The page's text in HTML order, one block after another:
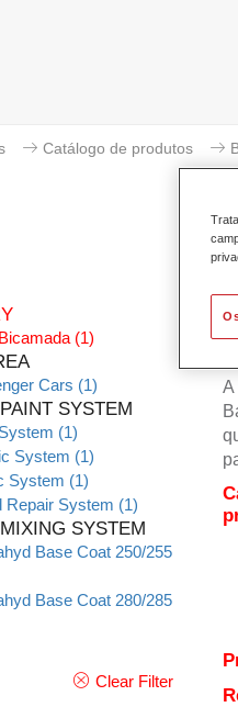
Catálogo de produtos
(1)
Cars (1)
SYSTEM
(1)
System (1)
System (1)
Repair System (1)
SYSTEM
Base Coat 250/255
Base Coat 280/285
Clear Filter
A